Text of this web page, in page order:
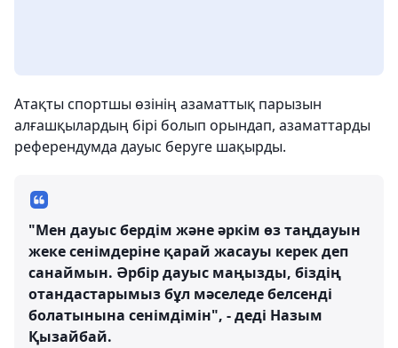
Атақты спортшы өзінің азаматтық парызын
алғашқылардың бірі болып орындап, азаматтарды
референдумда дауыс беруге шақырды.
"Мен дауыс бердім және әркім өз таңдауын
жеке сенімдеріне қарай жасауы керек деп
санаймын. Әрбір дауыс маңызды, біздің
отандастарымыз бұл мәселеде белсенді
болатынына сенімдімін", - деді Назым
Қызайбай.